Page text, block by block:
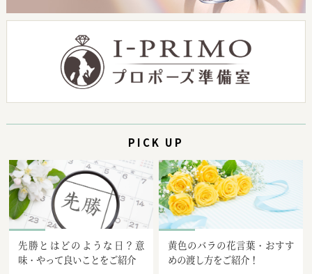
PICK UP
先勝とはどのような日？意
味・やって良いことをご紹介
黄色のバラの花言葉・おすす
めの渡し方をご紹介！